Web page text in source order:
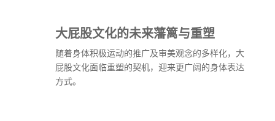
大屁股文化的未来藩篱与重塑
随着身体积极运动的推广及审美观念的多样化，大
屁股文化面临重塑的契机，迎来更广阔的身体表达
方式。